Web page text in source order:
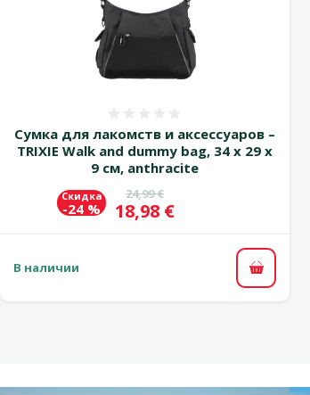
Сумка для лакомств и аксессуаров –
TRIXIE Walk and dummy bag, 34 x 29 x
9 см, anthracite
Исходная цена
24,99 €
Цена
18,98 €
Скидка
-24 %
В наличии В